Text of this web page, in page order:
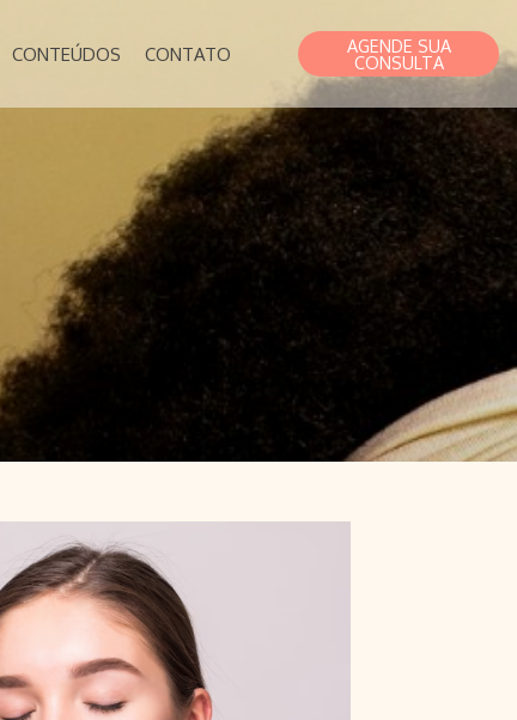
CONTEÚDOS CONTATO AGENDE SUA
CONSULTA